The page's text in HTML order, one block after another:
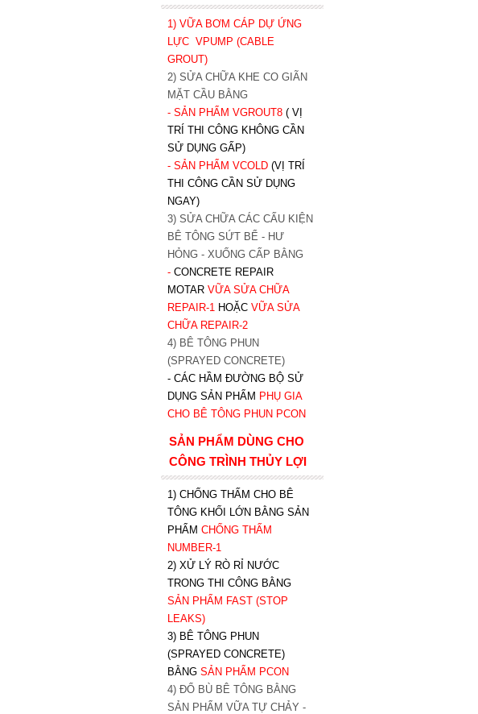
1) VỮA BƠM CÁP DỰ ỨNG
LỰC VPUMP (CABLE
GROUT)
2) SỬA CHỮA KHE CO GIÃN
MẶT CẦU BẰNG
- SẢN PHẨM VGROUT8 ( VỊ
TRÍ THI CÔNG KHÔNG CẦN
SỬ DỤNG GẤP)
- SẢN PHẨM VCOLD (VỊ TRÍ
THI CÔNG CẦN SỬ DỤNG
NGAY)
3) SỬA CHỮA CÁC CẤU KIỆN
BÊ TÔNG SỨT BỂ - HƯ
HỎNG - XUỐNG CẤP BẰNG
- CONCRETE REPAIR
MOTAR VỮA SỬA CHỮA
REPAIR-1 HOẶC VỮA SỬA
CHỮA REPAIR-2
4) BÊ TÔNG PHUN
(SPRAYED CONCRETE)
- CÁC HẦM ĐƯỜNG BỘ SỬ
DỤNG SẢN PHẨM PHỤ GIA
CHO BÊ TÔNG PHUN PCON
SẢN PHẨM DÙNG CHO
CÔNG TRÌNH THỦY LỢI
1) CHỐNG THẤM CHO BÊ
TÔNG KHỐI LỚN BẰNG SẢN
PHẨM CHỐNG THẤM
NUMBER-1
2) XỬ LÝ RÒ RỈ NƯỚC
TRONG THI CÔNG BẰNG
SẢN PHẨM FAST (STOP
LEAKS)
3) BÊ TÔNG PHUN
(SPRAYED CONCRETE)
BẰNG SẢN PHẨM PCON
4) ĐỔ BÙ BÊ TÔNG BẰNG
SẢN PHẨM VỮA TỰ CHẢY -